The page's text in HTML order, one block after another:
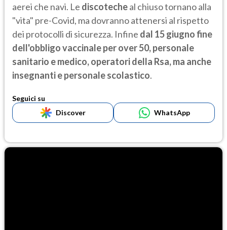
aerei che navi. Le discotecheal chiuso tornano alla
"vita" pre-Covid, ma dovranno attenersi al rispetto
dei protocolli di sicurezza. Infine dal 15 giugno fine
dell'obbligo vaccinale per over 50, personale
sanitario e medico, operatori della Rsa, ma anche
insegnanti e personale scolastico.
Seguici su
Discover
WhatsApp